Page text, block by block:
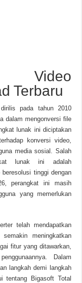
Video
Terbaru
pada tahun 2010
dalam mengonversi file
lunak ini diciptakan
konversi video,
media sosial. Salah
lunak ini adalah
tinggi dengan
perangkat ini masih
yang memerlukan
telah mendapatkan
meningkatkan
fitur yang ditawarkan,
Dalam
langkah demi langkah
tentang Bigasoft Total